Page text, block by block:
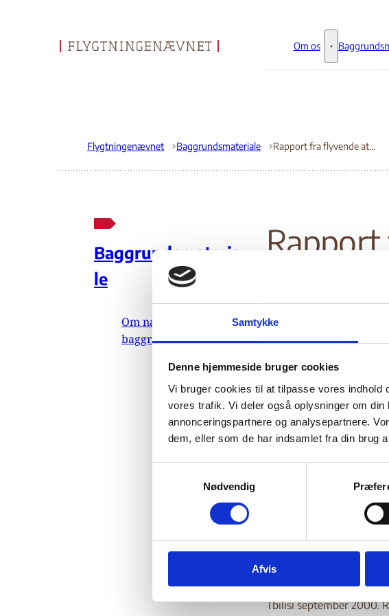
Samtykke
Denne hjemmeside bruger cookies
Vi bruger cookies til at tilpasse vores indhold
vores trafik. Vi deler også oplysninger om
annonceringspartnere og analysepartnere.
dem, eller som de har indsamlet fra din brug
v
Nødvendig
Afvis
Gå til forsiden
Om os Om os - Flere
Flygtningenævnet Baggrundsmateriale Rapport fra flyvende attaché mission til Georgien fra den 14.- 27. oktober 2000
Baggrundsmateria
le
Om nævnets
baggrundsmateriale
fra den
2000
01.12.2000 Bilag 58
Indeholder oplysninger
Zviadistpartierne,
er vedlagt:
Georgian Times, 18.
arbejde, Uddrag af
omfatter del 1 og 2,
Migrants. The Case og
Tbilisi september 2000.